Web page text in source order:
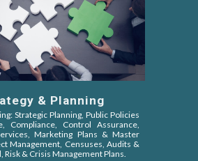
& Planning
Strategic Planning, Public Policies
Compliance, Control Assurance,
Marketing Plans & Master
Management, Censuses, Audits &
Risk & Crisis Management Plans.